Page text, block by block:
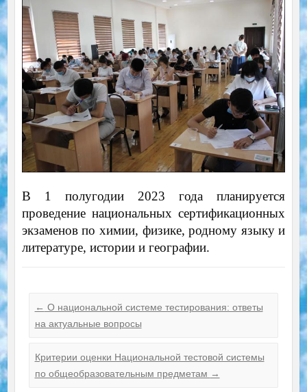
В 1 полугодии 2023 года планируется
проведение национальных сертификационных
экзаменов по химии, физике, родному языку и
литературе, истории и географии.
← О национальной системе тестирования: ответы
на актуальные вопросы
Критерии оценки Национальной тестовой системы
по общеобразовательным предметам →